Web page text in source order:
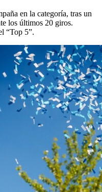
en la categoría, tras un
los últimos 20 giros.
“Top 5”.